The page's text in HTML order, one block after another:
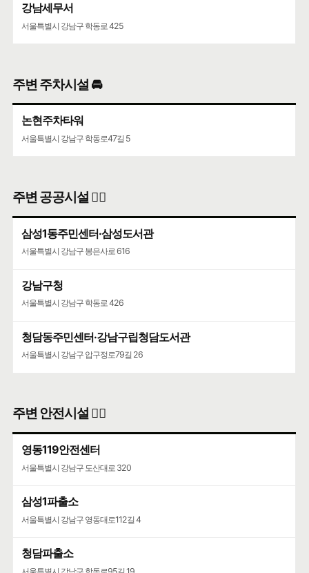
강남세무서
서울특별시 강남구 학동로 425
주변 주차시설 🚘
논현주차타워
서울특별시 강남구 학동로47길 5
주변 공공시설 👨‍✈️
삼성1동주민센터·삼성도서관
서울특별시 강남구 봉은사로 616
강남구청
서울특별시 강남구 학동로 426
청담동주민센터·강남구립청담도서관
서울특별시 강남구 압구정로79길 26
주변 안전시설 👮‍♀️
영동119안전센터
서울특별시 강남구 도산대로 320
삼성1파출소
서울특별시 강남구 영동대로112길 4
청담파출소